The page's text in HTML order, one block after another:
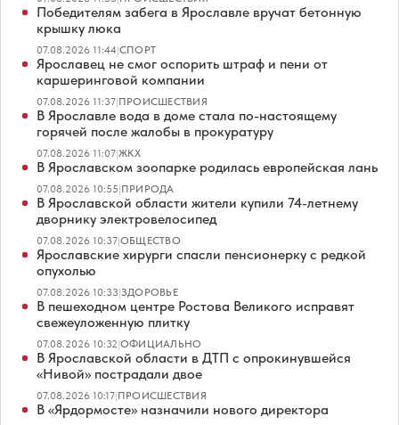
Победителям забега в Ярославле вручат бетонную
крышку люка
07.08.2026 11:44|СПОРТ
Ярославец не смог оспорить штраф и пени от
каршеринговой компании
07.08.2026 11:37|ПРОИСШЕСТВИЯ
В Ярославле вода в доме стала по-настоящему
горячей после жалобы в прокуратуру
07.08.2026 11:07|ЖКХ
В Ярославском зоопарке родилась европейская лань
07.08.2026 10:55|ПРИРОДА
В Ярославской области жители купили 74-летнему
дворнику электровелосипед
07.08.2026 10:37|ОБЩЕСТВО
Ярославские хирурги спасли пенсионерку с редкой
опухолью
07.08.2026 10:33|ЗДОРОВЬЕ
В пешеходном центре Ростова Великого исправят
свежеуложенную плитку
07.08.2026 10:32|ОФИЦИАЛЬНО
В Ярославской области в ДТП с опрокинувшейся
«Нивой» пострадали двое
07.08.2026 10:17|ПРОИСШЕСТВИЯ
В «Ярдормосте» назначили нового директора